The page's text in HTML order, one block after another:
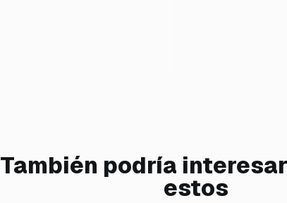
También podría
estos